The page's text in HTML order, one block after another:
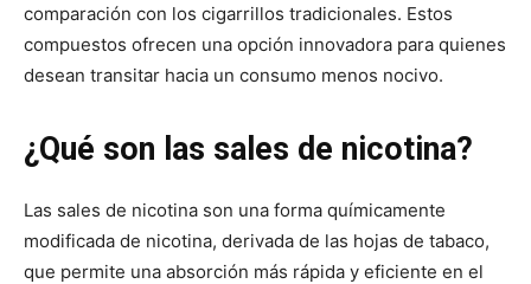
comparación con los cigarrillos tradicionales. Estos
compuestos ofrecen una opción innovadora para quienes
desean transitar hacia un consumo menos nocivo.
¿Qué son las sales de nicotina?
Las sales de nicotina son una forma químicamente
modificada de nicotina, derivada de las hojas de tabaco,
que permite una absorción más rápida y eficiente en el